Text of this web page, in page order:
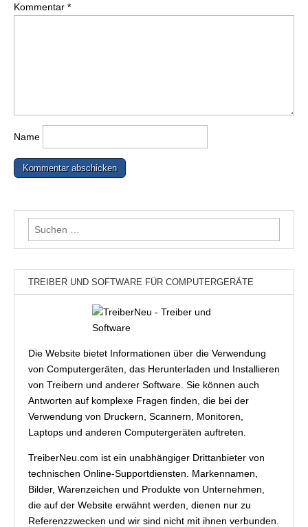
Kommentar *
Name
Suchen
nach:
TREIBER UND SOFTWARE FÜR COMPUTERGERÄTE
Die Website bietet Informationen über die Verwendung
von Computergeräten, das Herunterladen und Installieren
von Treibern und anderer Software. Sie können auch
Antworten auf komplexe Fragen finden, die bei der
Verwendung von Druckern, Scannern, Monitoren,
Laptops und anderen Computergeräten auftreten.
TreiberNeu.com ist ein unabhängiger Drittanbieter von
technischen Online-Supportdiensten. Markennamen,
Bilder, Warenzeichen und Produkte von Unternehmen,
die auf der Website erwähnt werden, dienen nur zu
Referenzzwecken und wir sind nicht mit ihnen verbunden.